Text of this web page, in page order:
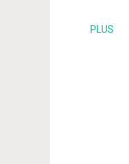
PLUS